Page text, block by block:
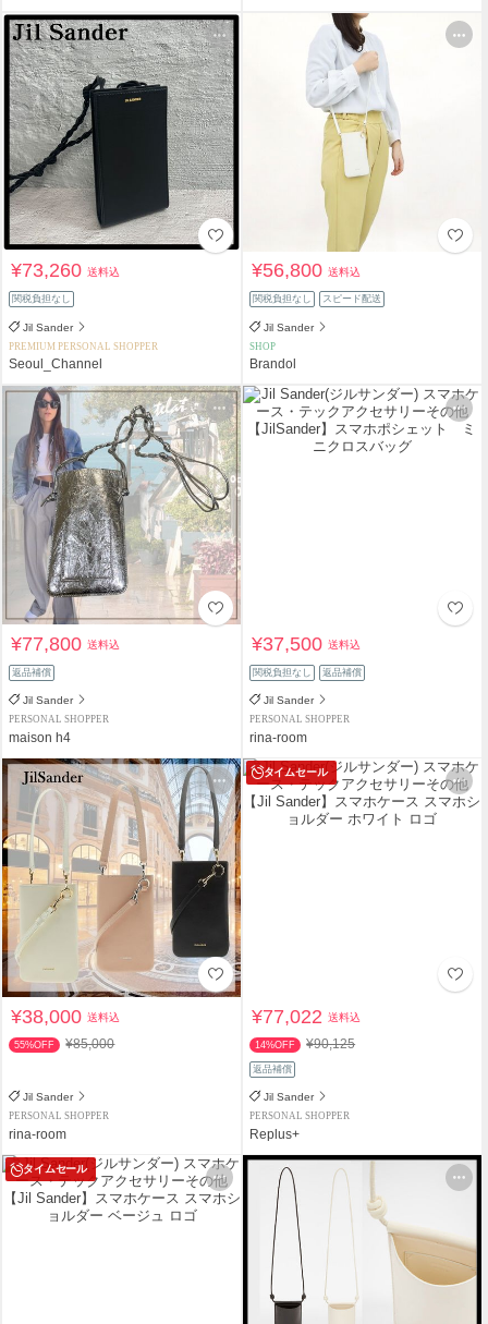
¥73,260送料込
関税負担なし
Jil Sander
PREMIUM PERSONAL SHOPPER
Seoul_Channel
¥56,800送料込
関税負担なし スピード配送
Jil Sander
SHOP
Brandol
¥77,800送料込
返品補償
Jil Sander
PERSONAL SHOPPER
maison h4
¥37,500送料込
関税負担なし 返品補償
Jil Sander
PERSONAL SHOPPER
rina-room
¥38,000送料込
55%OFF ¥85,000
Jil Sander
PERSONAL SHOPPER
rina-room
タイムセール
¥77,022送料込
14%OFF ¥90,125
返品補償
Jil Sander
PERSONAL SHOPPER
Replus+
タイムセール